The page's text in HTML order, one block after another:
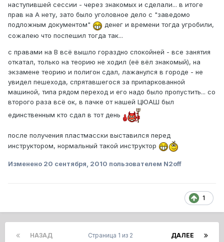
наступившей сессии - через знакомых и сделали... в итоге
прав на А нету, зато было уголовное дело с "заведомо
подложным документом"
денег и времени тогда угробили,
сожалею что поспешил тогда так...
с правами на B всё вышло гораздно спокойней - все занятия
откатал, только на теорию не ходил (её вёл знакомый), на
экзамене теорию и полигон сдал, лажанулся в городе - не
увидел пешехода, спрятавшегося за припаркованной
машиной, типа рядом переход и его надо было пропустить... со
второго раза всё ок, в пачке от нашей ЦЮАШ был
единственным кто сдал в тот день
после получения пластмасски выставился перед
инструктором, нормальный такой инструктор
Изменено 20 сентября, 2010 пользователем N2off
1
НАЗАД ДАЛЕЕ
Страница 1 из 2